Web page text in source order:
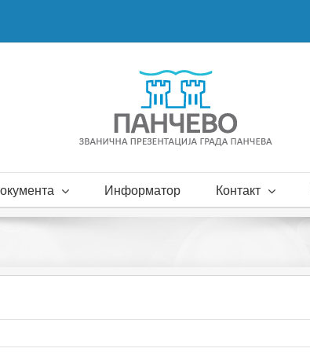
Информатор Контакт